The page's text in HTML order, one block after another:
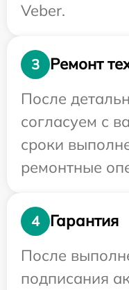
Veber.
3
Ремонт
После
согласуем с
сроки
ремонтные
4
Гарантия
После
подписания